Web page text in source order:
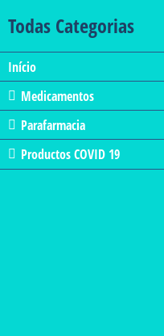
Todas Categorias
Início
Medicamentos
Parafarmacia
Productos COVID 19